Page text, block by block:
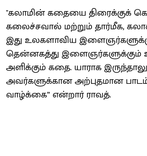
"கலாமின் கதையை திரைக்குக்
கலைச்சவால் மற்றும் தார்மீக,
இது உலகளாவிய
தென்னகத்து இளைஞர்களுக்கும்
அளிக்கும் கதை. யாராக
அவர்களுக்கான அற்புதமான
வாழ்க்கை” என்றார் ராவத்.